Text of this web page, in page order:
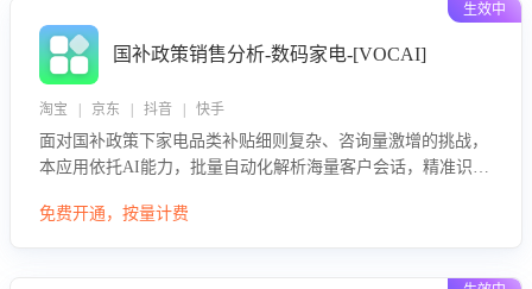
生效中
国补政策销售分析-数码家电-[VOCAI]
淘宝 | 京东 | 抖音 | 快手
面对国补政策下家电品类补贴细则复杂、咨询量激增的挑战，
本应用依托AI能力，批量自动化解析海量客户会话，精准识别
向，深度洞察决策动因。同时全面评估客服团队政策解读准确
免费开通，按量计费